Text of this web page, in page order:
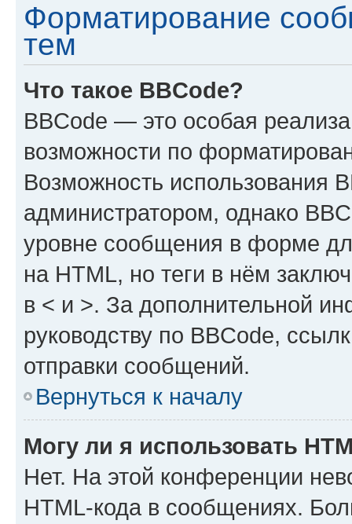
Форматирование
тем
Что такое BBCode?
BBCode — это особая
возможности по
Возможность использования
администратором, однако
уровне сообщения в форме
на HTML, но теги в нём
в < и >. За дополнительной
руководству по BBCode,
отправки сообщений.
Вернуться к началу
Могу ли я использовать
Нет. На этой конференции
HTML-кода в сообщениях.